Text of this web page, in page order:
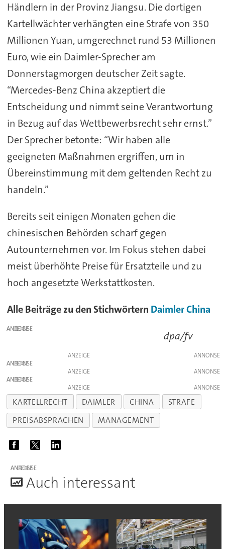
Händlern in der Provinz Jiangsu. Die dortigen
Kartellwächter verhängten eine Strafe von 350
Millionen Yuan, umgerechnet rund 53 Millionen
Euro, wie ein Daimler-Sprecher am
Donnerstagmorgen deutscher Zeit sagte.
“Mercedes-Benz China akzeptiert die
Entscheidung und nimmt seine Verantwortung
in Bezug auf das Wettbewerbsrecht sehr ernst.”
Der Sprecher betonte: “Wir haben alle
geeigneten Maßnahmen ergriffen, um in
Übereinstimmung mit dem geltenden Recht zu
handeln.”
Bereits seit einigen Monaten gehen die
chinesischen Behörden scharf gegen
Autounternehmen vor. Im Fokus stehen dabei
meist überhöhte Preise für Ersatzteile und zu
hoch angesetzte Werkstattkosten.
Alle Beiträge zu den Stichwörtern DaimlerChina
ANZEIGE
dpa/fv
ANZEIGE
ANZEIGE
ANZEIGE
ANZEIGE
ANZEIGE
KARTELLRECHT DAIMLER CHINA
STRAFE
PREISABSPRACHEN
MANAGEMENT
ANZEIGE
Auch interessant